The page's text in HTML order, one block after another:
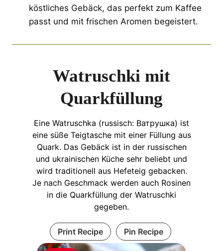
köstliches Gebäck, das perfekt zum Kaffee
passt und mit frischen Aromen begeistert.
Watruschki mit
Quarkfüllung
Eine Watruschka (russisch: Ватрушка) ist
eine süße Teigtasche mit einer Füllung aus
Quark. Das Gebäck ist in der russischen
und ukrainischen Küche sehr beliebt und
wird traditionell aus Hefeteig gebacken.
Je nach Geschmack werden auch Rosinen
in die Quarkfüllung der Watruschki
gegeben.
Print Recipe Pin Recipe